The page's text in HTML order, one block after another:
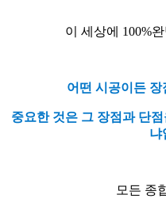
이 세상에 100%
어떤 시공이든
중요한 것은 그 장점과 단
냐
모든 종